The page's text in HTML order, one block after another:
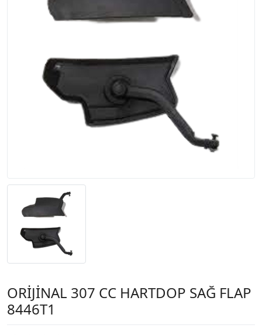
ORİJİNAL 307 CC HARTDOP SAĞ FLAP
8446T1